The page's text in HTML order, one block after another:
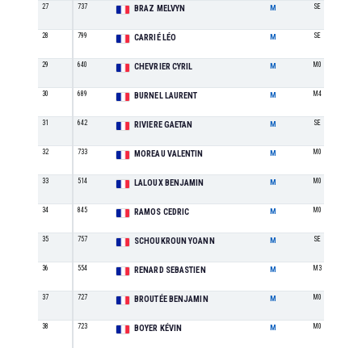
27 737 BRAZ MELVYN M SE
28 799 CARRIÉ LÉO M SE
29 640 CHEVRIER CYRIL M M0
30 689 BURNEL LAURENT M M4
31 642 RIVIERE GAETAN M SE
32 733 MOREAU VALENTIN M M0
33 514 LALOUX BENJAMIN M M0
34 845 RAMOS CEDRIC M M0
35 757 SCHOUKROUN YOANN M SE
36 554 RENARD SEBASTIEN M M3
37 727 BROUTÉE BENJAMIN M M0
38 723 BOYER KÉVIN M M0